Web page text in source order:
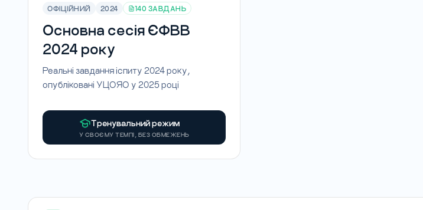
ОФІЦІЙНИЙ 2024 140 ЗАВДАНЬ
Основна сесія ЄФВВ
2024 року
Реальні завдання іспиту 2024 року,
опубліковані УЦОЯО у 2025 році
Тренувальний режим
У СВОЄМУ ТЕМПІ, БЕЗ ОБМЕЖЕНЬ